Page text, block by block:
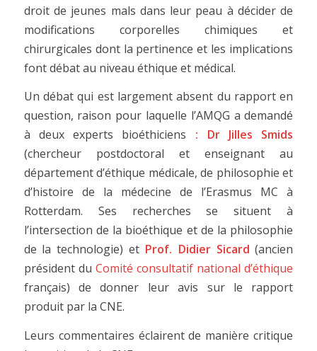
droit de jeunes mals dans leur peau à décider de
modifications corporelles chimiques et
chirurgicales dont la pertinence et les implications
font débat au niveau éthique et médical.
Un débat qui est largement absent du rapport en
question, raison pour laquelle l’AMQG a demandé
à deux experts bioéthiciens : Dr Jilles Smids
(chercheur postdoctoral et enseignant au
département d’éthique médicale, de philosophie et
d’histoire de la médecine de l’Erasmus MC à
Rotterdam. Ses recherches se situent à
l’intersection de la bioéthique et de la philosophie
de la technologie) et Prof. Didier Sicard (ancien
président du Comité consultatif national d’éthique
français) de donner leur avis sur le rapport
produit par la CNE.
Leurs commentaires éclairent de manière critique